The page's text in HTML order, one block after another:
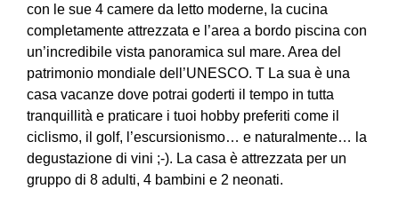
con le sue 4 camere da letto moderne, la cucina
completamente attrezzata e l’area a bordo piscina con
un’incredibile vista panoramica sul mare. Area del
patrimonio mondiale dell’UNESCO. T La sua è una
casa vacanze dove potrai goderti il tempo in tutta
tranquillità e praticare i tuoi hobby preferiti come il
ciclismo, il golf, l’escursionismo… e naturalmente… la
degustazione di vini ;-). La casa è attrezzata per un
gruppo di 8 adulti, 4 bambini e 2 neonati.